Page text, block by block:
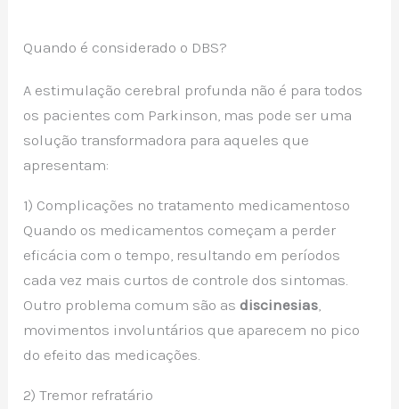
Quando é considerado o DBS?
A estimulação cerebral profunda não é para todos
os pacientes com Parkinson, mas pode ser uma
solução transformadora para aqueles que
apresentam:
1) Complicações no tratamento medicamentoso
Quando os medicamentos começam a perder
eficácia com o tempo, resultando em períodos
cada vez mais curtos de controle dos sintomas.
Outro problema comum são asdiscinesias
movimentos involuntários que aparecem no pico
do efeito das medicações.
2) Tremor refratário